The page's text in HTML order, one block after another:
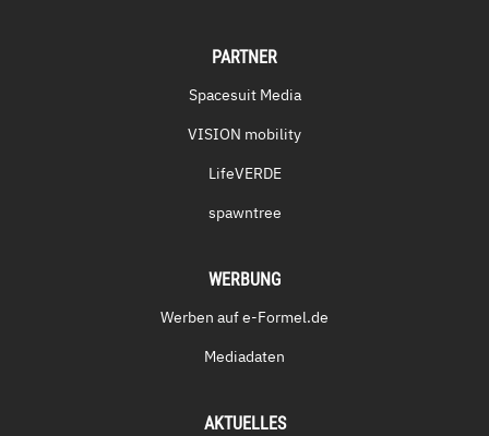
PARTNER
Spacesuit Media
VISION mobility
LifeVERDE
spawntree
WERBUNG
Werben auf e-Formel.de
Mediadaten
AKTUELLES